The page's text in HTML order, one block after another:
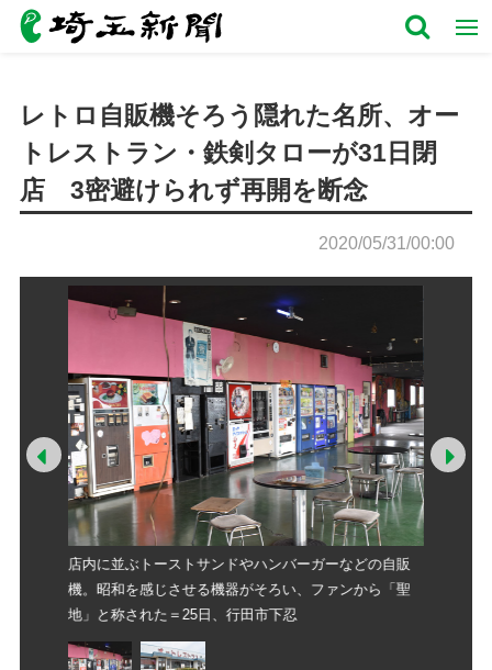
レトロ自販機そろう隠れた名所、オー
トレストラン・鉄剣タローが31日閉
店 3密避けられず再開を断念
2020/05/31/00:00
店内に並ぶトーストサンドやハンバーガーなどの自販
機。昭和を感じさせる機器がそろい、ファンから「聖
地」と称された＝25日、行田市下忍
Prev